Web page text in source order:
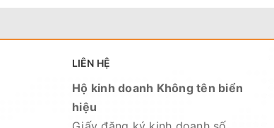
LIÊN HỆ
Hộ kinh doanh Không tên biển
hiệu